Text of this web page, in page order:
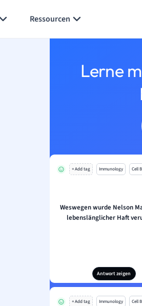
Ressourcen
Lerne
+ Add tag Immunology Cell
Weswegen wurde Nelson
lebenslänglicher Haft
Antwort zeigen
+ Add tag Immunology Cell